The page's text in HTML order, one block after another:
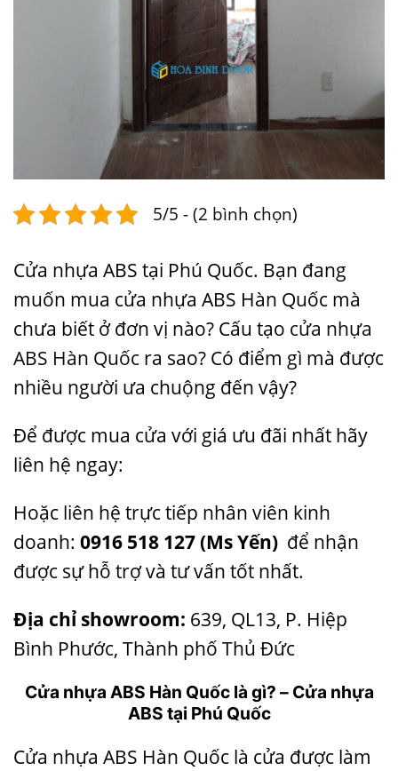
5/5 - (2 bình chọn)
Cửa nhựa ABS tại Phú Quốc. Bạn đang
muốn mua cửa nhựa ABS Hàn Quốc mà
chưa biết ở đơn vị nào? Cấu tạo cửa nhựa
ABS Hàn Quốc ra sao? Có điểm gì mà được
nhiều người ưa chuộng đến vậy?
Để được mua cửa với giá ưu đãi nhất hãy
liên hệ ngay:
Hoặc liên hệ trực tiếp nhân viên kinh
doanh: 0916 518 127(Ms Yến) để nhận
được sự hỗ trợ và tư vấn tốt nhất.
Địa chỉ showroom: 639, QL13, P. Hiệp
Bình Phước, Thành phố Thủ Đức
Cửa nhựa ABS Hàn Quốc là gì? – Cửa nhựa
ABS tại Phú Quốc
Cửa nhựa ABS Hàn Quốc là cửa được làm